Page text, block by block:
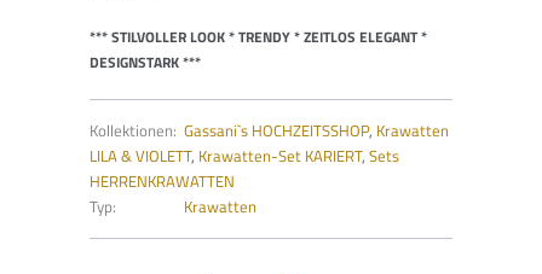
*** STILVOLLER LOOK * TRENDY * ZEITLOS ELEGANT *
DESIGNSTARK ***
Kollektionen: Gassani`s HOCHZEITSSHOP, Krawatten
LILA & VIOLETT, Krawatten-Set KARIERT, Sets
HERRENKRAWATTEN
Typ:
Krawatten